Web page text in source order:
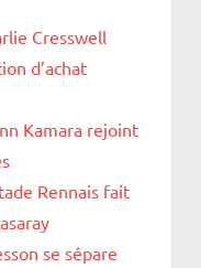
Cresswell
d’achat
Kamara rejoint
Rennais fait
se sépare